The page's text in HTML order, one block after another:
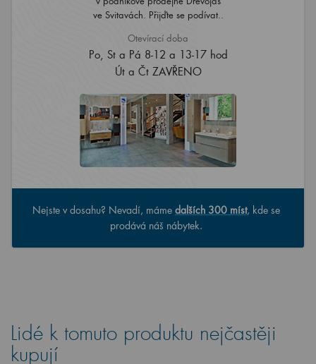
ve Svitavách. Přijďte se podívat..
Otevírací doba
Po, St a Pá 8-12 a 13-17 hod
Út a Čt ZAVŘENO
Nejste v dosahu? Nevadí, máme dalších 300 míst, kde se
prodává náš nábytek.
Lidé k tomuto produktu nejčastěji
kupují